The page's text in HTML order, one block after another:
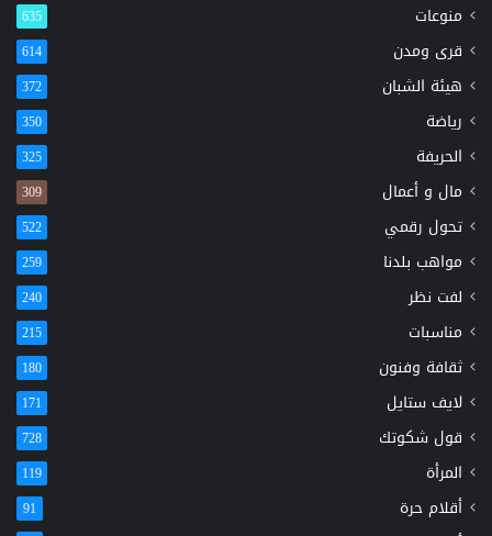
منوعات 635
قرى ومدن 614
هيئة الشبان 372
رياضة 350
الحريفة 325
مال و أعمال 309
تحول رقمي 522
مواهب بلدنا 259
لفت نظر 240
مناسبات 215
ثقافة وفنون 180
لايف ستايل 171
قول شكوتك 728
المرأة 119
أقلام حرة 91